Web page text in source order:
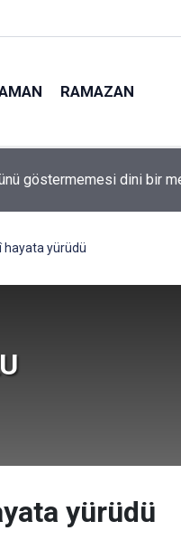
RAMAZAN
hayata yürüdü
yürüdü